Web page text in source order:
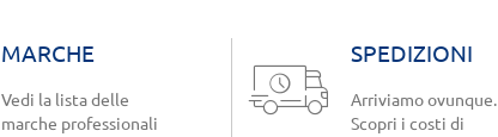
MARCHE
Vedi la lista delle
marche professionali
SPEDIZIONI
Arriviamo ovunque.
Scopri i costi di